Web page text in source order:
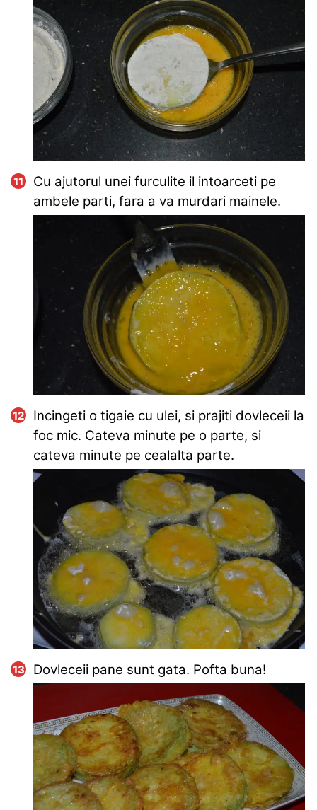
Cu ajutorul unei furculite il intoarceti pe
ambele parti, fara a va murdari mainele.
Incingeti o tigaie cu ulei, si prajiti dovleceii la
foc mic. Cateva minute pe o parte, si
cateva minute pe cealalta parte.
Dovleceii pane sunt gata. Pofta buna!